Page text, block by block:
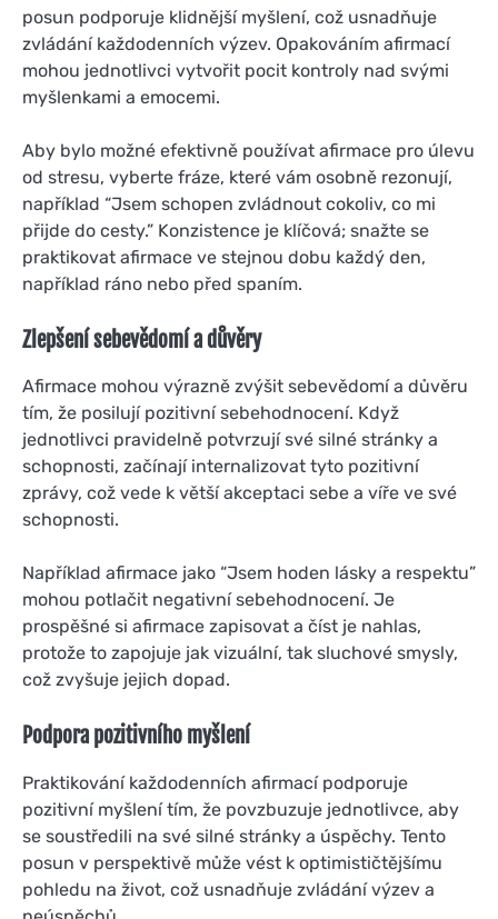
posun podporuje klidnější myšlení, což usnadňuje
zvládání každodenních výzev. Opakováním afirmací
mohou jednotlivci vytvořit pocit kontroly nad svými
myšlenkami a emocemi.
Aby bylo možné efektivně používat afirmace pro úlevu
od stresu, vyberte fráze, které vám osobně rezonují,
například “Jsem schopen zvládnout cokoliv, co mi
přijde do cesty.” Konzistence je klíčová; snažte se
praktikovat afirmace ve stejnou dobu každý den,
například ráno nebo před spaním.
Zlepšení sebevědomí a důvěry
Afirmace mohou výrazně zvýšit sebevědomí a důvěru
tím, že posilují pozitivní sebehodnocení. Když
jednotlivci pravidelně potvrzují své silné stránky a
schopnosti, začínají internalizovat tyto pozitivní
zprávy, což vede k větší akceptaci sebe a víře ve své
schopnosti.
Například afirmace jako “Jsem hoden lásky a respektu”
mohou potlačit negativní sebehodnocení. Je
prospěšné si afirmace zapisovat a číst je nahlas,
protože to zapojuje jak vizuální, tak sluchové smysly,
což zvyšuje jejich dopad.
Podpora pozitivního myšlení
Praktikování každodenních afirmací podporuje
pozitivní myšlení tím, že povzbuzuje jednotlivce, aby
se soustředili na své silné stránky a úspěchy. Tento
posun v perspektivě může vést k optimističtějšímu
pohledu na život, což usnadňuje zvládání výzev a